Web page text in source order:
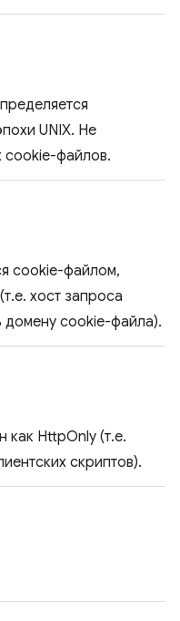
UNIX. Не
cookie-файлов.
cookie-файлом,
хост запроса
домену cookie-файла).
как HttpOnly (т.е.
скриптов).